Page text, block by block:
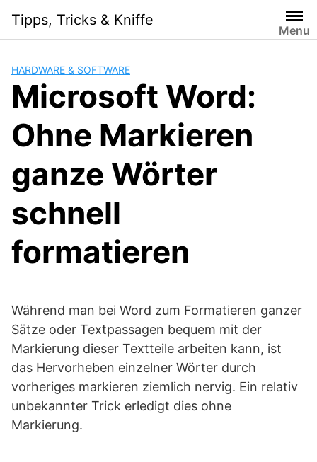
content
Tipps, Tricks & Kniffe
Menu
HARDWARE & SOFTWARE
Microsoft Word:
Ohne Markieren
ganze Wörter
schnell
formatieren
Während man bei Word zum Formatieren ganzer
Sätze oder Textpassagen bequem mit der
Markierung dieser Textteile arbeiten kann, ist
das Hervorheben einzelner Wörter durch
vorheriges markieren ziemlich nervig. Ein relativ
unbekannter Trick erledigt dies ohne
Markierung.